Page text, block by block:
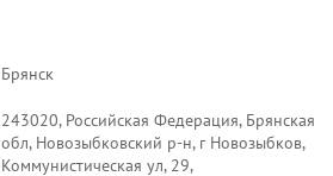
Брянск
243020, Российская Федерация, Брянская
обл, Новозыбковский р-н, г Новозыбков,
Коммунистическая ул, 29,